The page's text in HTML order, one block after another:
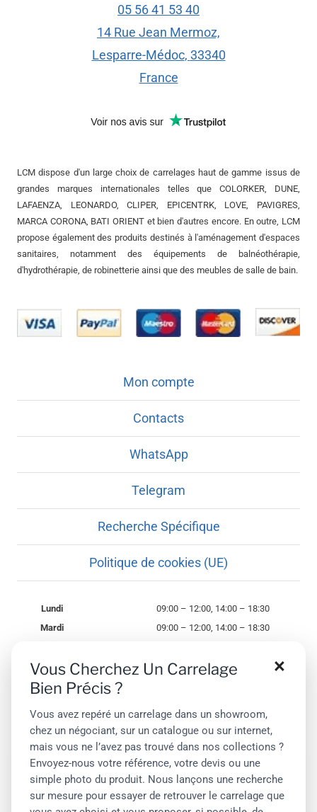
05 56 41 53 40
14 Rue Jean Mermoz,
Lesparre-Médoc, 33340
France
LCM dispose d'un large choix de carrelages haut de gamme issus de
grandes marques internationales telles que COLORKER, DUNE,
LAFAENZA, LEONARDO, CLIPER, EPICENTRK, LOVE, PAVIGRES,
MARCA CORONA, BATI ORIENT et bien d'autres encore. En outre, LCM
propose également des produits destinés à l'aménagement d'espaces
sanitaires, notamment des équipements de balnéothérapie,
d'hydrothérapie, de robinetterie ainsi que des meubles de salle de bain.
Mon compte
Contacts
WhatsApp
Telegram
Recherche Spécifique
Politique de cookies (UE)
Lundi
09:00 – 12:00, 14:00 – 18:30
Mardi
09:00 – 12:00, 14:00 – 18:30
Jeudi
09:00 – 12:00, 14:00 – 18:30
Vendredi
×
Vous Cherchez Un Carrelage
Bien Précis ?
Vous avez repéré un carrelage dans un showroom,
chez un négociant, sur un catalogue ou sur internet,
mais vous ne l’avez pas trouvé dans nos collections ?
Envoyez-nous votre référence, votre devis ou une
simple photo du produit. Nous lançons une recherche
sur mesure pour essayer de retrouver le carrelage que